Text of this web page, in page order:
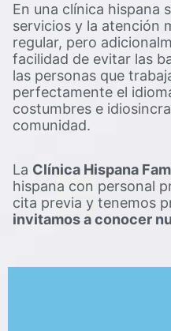
En una clínica hispana
servicios y la atención
regular, pero
facilidad de evitar las
las personas que
perfectamente el
costumbres e
comunidad.
La Clínica Hispana
hispana con personal
cita previa y tenemos
invitamos a conocer